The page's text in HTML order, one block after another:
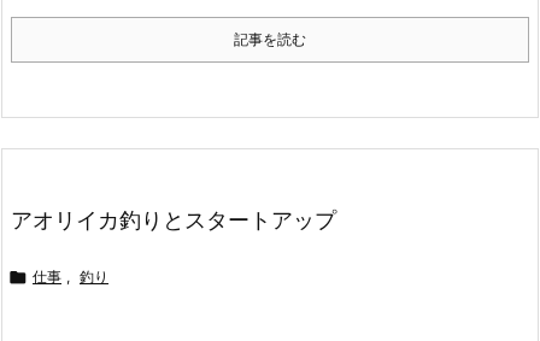
記事を読む
アオリイカ釣りとスタートアップ
 仕事 , 釣り